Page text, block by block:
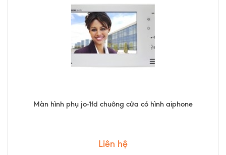
Màn hình phụ jo-1fd chuông cửa có hình aiphone
Liên hệ